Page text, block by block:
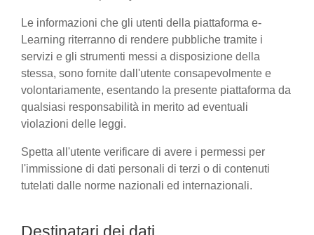
Le informazioni che gli utenti della piattaforma e-
Learning riterranno di rendere pubbliche tramite i
servizi e gli strumenti messi a disposizione della
stessa, sono fornite dall'utente consapevolmente e
volontariamente, esentando la presente piattaforma da
qualsiasi responsabilità in merito ad eventuali
violazioni delle leggi.
Spetta all'utente verificare di avere i permessi per
l'immissione di dati personali di terzi o di contenuti
tutelati dalle norme nazionali ed internazionali.